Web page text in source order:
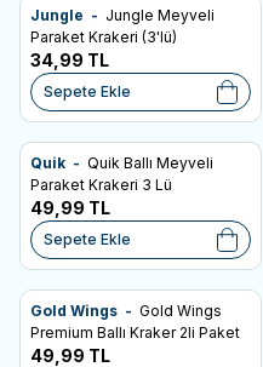
SKT: 03.08.2027
Favorilere Ekle
Jungle - Jungle Meyveli
Paraket Krakeri (3'lü)
34,99 TL
Sepete Ekle
SKT: 21.09.2027
Favorilere Ekle
Quik - Quik Ballı Meyveli
Paraket Krakeri 3 Lü
49,99 TL
Sepete Ekle
SKT: 02.04.2028
Favorilere Ekle
Gold Wings - Gold Wings
Premium Ballı Kraker 2li Paket
49,99 TL